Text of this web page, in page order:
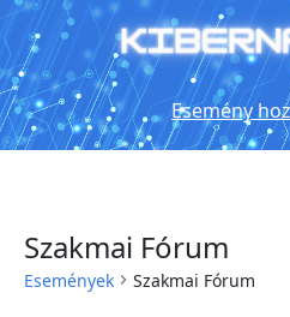
Esemény
Szakmai Fórum
Események Szakmai Fórum